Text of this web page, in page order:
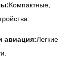
Компактные,
авиация:Легкие